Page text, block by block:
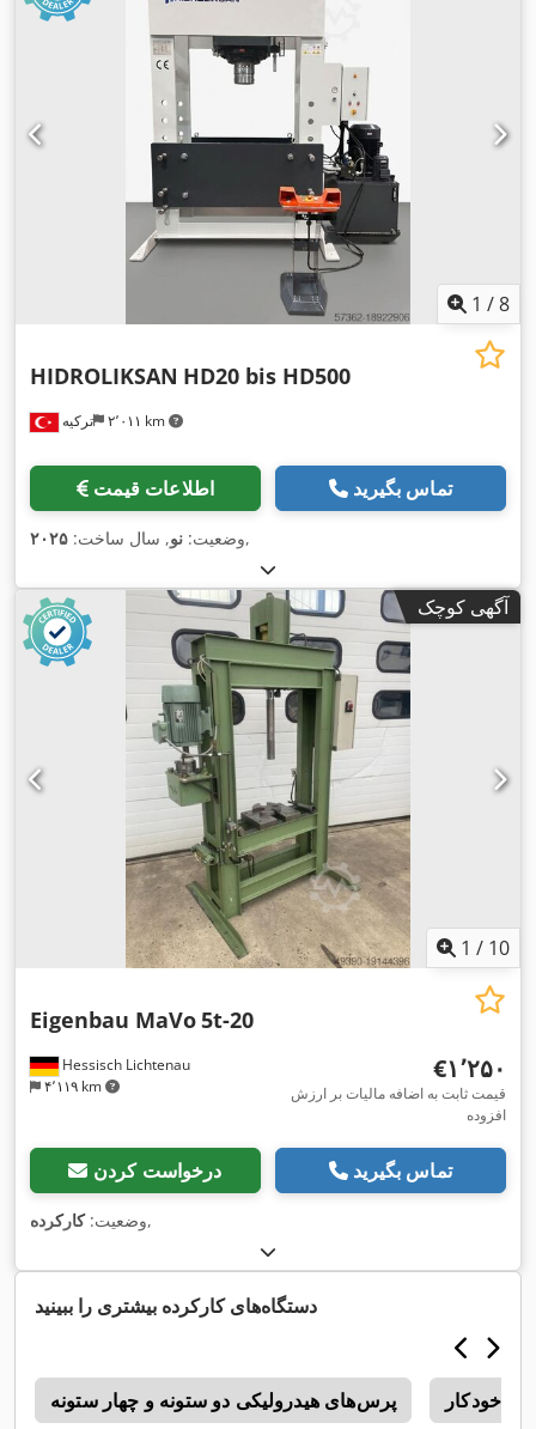
1 /8
ترکیه ۲٬۰۱۱ km
HIDROLIKSAN HD20 bis HD500
اطلاعات قیمت تماس بگیرید
وضعیت: نو, سال ساخت: ۲۰۲۵ ,
آگهی کوچک
1 / 10
Hessisch Lichtenau
۴٬۱۱۹ km
Eigenbau MaVo5t-20
‎€۱٬۲۵۰
قیمت ثابت به اضافه مالیات بر ارزش
افزوده
درخواست کردن تماس بگیرید
وضعیت:کارکرده ,
دستگاه‌های کارکرده بیشتری را ببینید
پرس‌های هیدرولیکی دو ستونه و چهار ستونه خودکار